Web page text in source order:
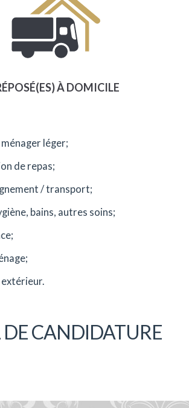
À DOMICILE
léger;
de repas;
/ transport;
bains, autres soins;
DE CANDIDATURE